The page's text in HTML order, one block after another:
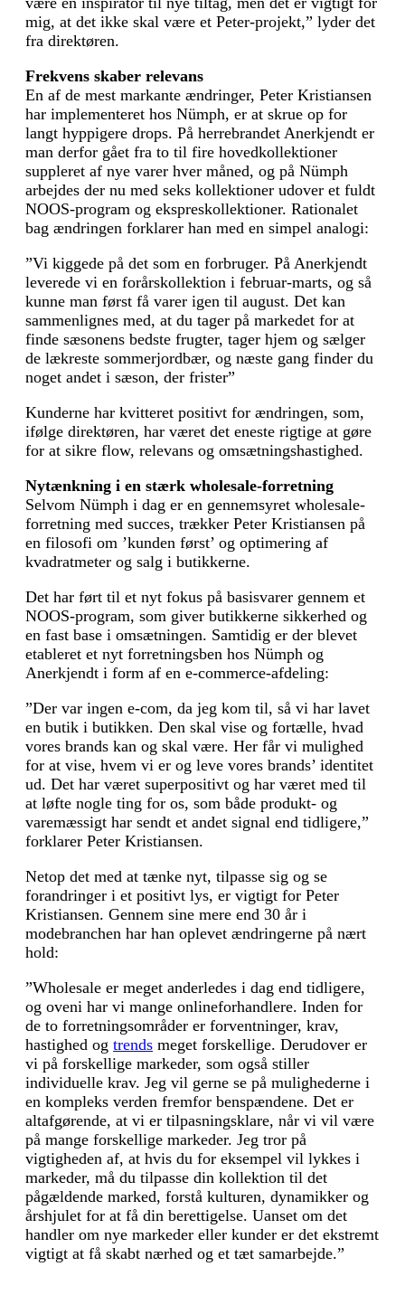
mig, at det ikke skal være et Peter-projekt,” lyder det
fra direktøren.
Frekvens skaber relevans
En af de mest markante ændringer, Peter Kristiansen
har implementeret hos Nümph, er at skrue op for
langt hyppigere drops. På herrebrandet Anerkjendt er
man derfor gået fra to til fire hovedkollektioner
suppleret af nye varer hver måned, og på Nümph
arbejdes der nu med seks kollektioner udover et fuldt
NOOS-program og ekspreskollektioner. Rationalet
bag ændringen forklarer han med en simpel analogi:
”Vi kiggede på det som en forbruger. På Anerkjendt
leverede vi en forårskollektion i februar-marts, og så
kunne man først få varer igen til august. Det kan
sammenlignes med, at du tager på markedet for at
finde sæsonens bedste frugter, tager hjem og sælger
de lækreste sommerjordbær, og næste gang finder du
noget andet i sæson, der frister”
Kunderne har kvitteret positivt for ændringen, som,
ifølge direktøren, har været det eneste rigtige at gøre
for at sikre flow, relevans og omsætningshastighed.
Nytænkning i en stærk wholesale-forretning
Selvom Nümph i dag er en gennemsyret wholesale-
forretning med succes, trækker Peter Kristiansen på
en filosofi om ’kunden først’ og optimering af
kvadratmeter og salg i butikkerne.
Det har ført til et nyt fokus på basisvarer gennem et
NOOS-program, som giver butikkerne sikkerhed og
en fast base i omsætningen. Samtidig er der blevet
etableret et nyt forretningsben hos Nümph og
Anerkjendt i form af en e-commerce-afdeling:
”Der var ingen e-com, da jeg kom til, så vi har lavet
en butik i butikken. Den skal vise og fortælle, hvad
vores brands kan og skal være. Her får vi mulighed
for at vise, hvem vi er og leve vores brands’ identitet
ud. Det har været superpositivt og har været med til
at løfte nogle ting for os, som både produkt- og
varemæssigt har sendt et andet signal end tidligere,”
forklarer Peter Kristiansen.
Netop det med at tænke nyt, tilpasse sig og se
forandringer i et positivt lys, er vigtigt for Peter
Kristiansen. Gennem sine mere end 30 år i
modebranchen har han oplevet ændringerne på nært
hold:
”Wholesale er meget anderledes i dag end tidligere,
og oveni har vi mange onlineforhandlere. Inden for
de to forretningsområder er forventninger, krav,
hastighed og trends meget forskellige. Derudover er
vi på forskellige markeder, som også stiller
individuelle krav. Jeg vil gerne se på mulighederne i
en kompleks verden fremfor benspændene. Det er
altafgørende, at vi er tilpasningsklare, når vi vil være
på mange forskellige markeder. Jeg tror på
vigtigheden af, at hvis du for eksempel vil lykkes i
markeder, må du tilpasse din kollektion til det
pågældende marked, forstå kulturen, dynamikker og
årshjulet for at få din berettigelse. Uanset om det
handler om nye markeder eller kunder er det ekstremt
vigtigt at få skabt nærhed og et tæt samarbejde.”